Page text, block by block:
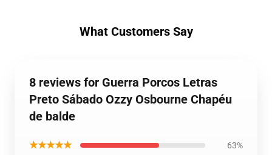
What Customers Say
8 reviews for Guerra Porcos Letras
Preto Sábado Ozzy Osbourne Chapéu
de balde
★★★★★ 63%